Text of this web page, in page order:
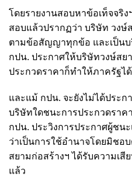
โดยรายงานสอบหาข้อเท็จจริ
สอบแล้วปรากฏว่า บริษัท วง
ตามข้อสัญญาทุกข้อ และเป็นบ
กปน. ประกาศให้บริษัทวงษ์สย
ประกวดราคาก็ทำให้ภาครัฐไ
และแม้ กปน. จะยังไม่ได้ประ
บริษัทใดชนะการประกวดราค
กปน. ประวิงการประกาศผู้ช
ว่าเป็นการใช้อำนาจโดยมิชอ
สยามก่อสร้างฯ ได้รับความเสี
แล้ว